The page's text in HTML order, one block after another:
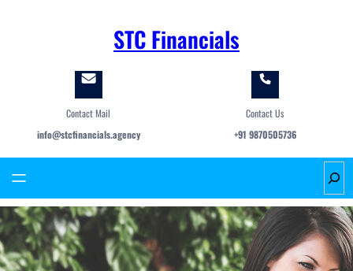
STC Financials
Contact Mail
info@stcfinancials.agency
Contact Us
+91 9870505736
e
a
r
c
h